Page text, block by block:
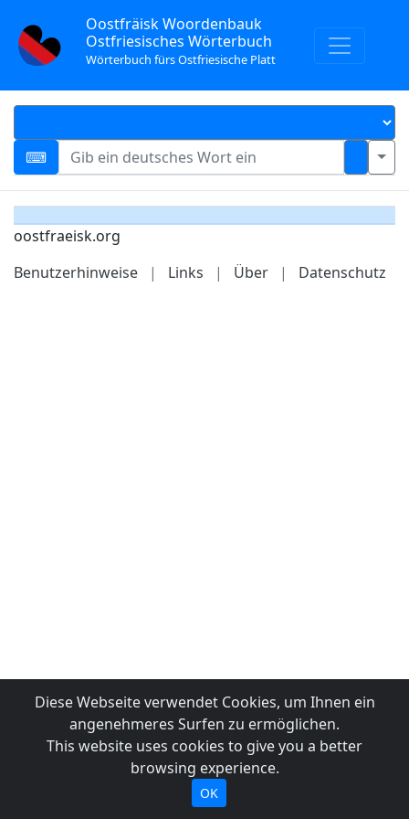
Oostfräisk Woordenbauk
Ostfriesisches Wörterbuch
Wörterbuch fürs Ostfriesische Platt
oostfraeisk.org
Benutzerhinweise
| Links | Über | Datenschutz
Diese Webseite verwendet Cookies, um Ihnen ein
angenehmeres Surfen zu ermöglichen.
This website uses cookies to give you a better
browsing experience.
OK